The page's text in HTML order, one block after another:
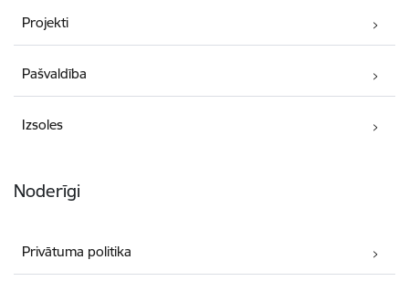
Projekti
Pašvaldība
Izsoles
Noderīgi
Privātuma politika